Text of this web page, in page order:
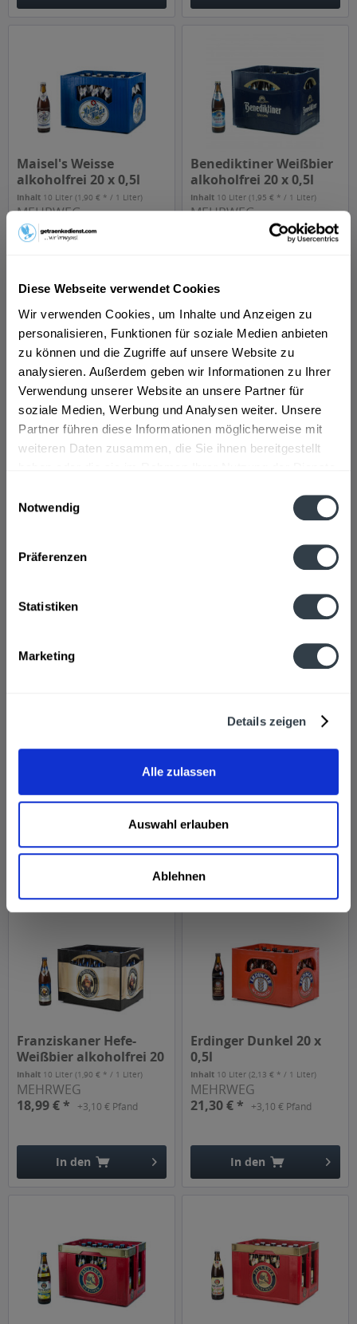
Diese Webseite verwendet Cookies
Wir verwenden Cookies, um Inhalte und Anzeigen zu
personalisieren, Funktionen für soziale Medien anbieten
zu können und die Zugriffe auf unsere Website zu
analysieren. Außerdem geben wir Informationen zu Ihrer
Verwendung unserer Website an unsere Partner für
soziale Medien, Werbung und Analysen weiter. Unsere
Partner führen diese Informationen möglicherweise mit
weiteren Daten zusammen, die Sie ihnen bereitgestellt
Notwendig
Präferenzen
Statistiken
Marketing
Details zeigen
Alle zulassen
Auswahl erlauben
Ablehnen
Maisel's Weisse
alkoholfrei 20 x 0,5l
Inhalt 10 Liter(1,90 € * / 1 Liter)
MEHRWEG
19,00 € * +3,10 € Pfand
In den
Hinzugefügt
Benediktiner Weißbier
alkoholfrei 20 x 0,5l
Inhalt 10 Liter(1,95 € * / 1 Liter)
MEHRWEG
+3,10 € Pfand
Hinzugefügt
Erdinger Weißbier
MEHRWEG
Hinzugefügt
Maisels Weisse Original
+3,10 € Pfand
Erdinger Weißbier
MEHRWEG
Hinzugefügt
Erdinger Weißbier 20 x
MEHRWEG
Hinzugefügt
Franziskaner Hefe-
Weißbier alkoholfrei 20
x 0,5l
Inhalt 10 Liter(1,90 € * / 1 Liter)
MEHRWEG
18,99 € *
+3,10 € Pfand
In den
Erdinger Dunkel 20 x
0,5l
Inhalt 10 Liter(2,13 € * / 1 Liter)
MEHRWEG
21,30 € *
+3,10 € Pfand
In den